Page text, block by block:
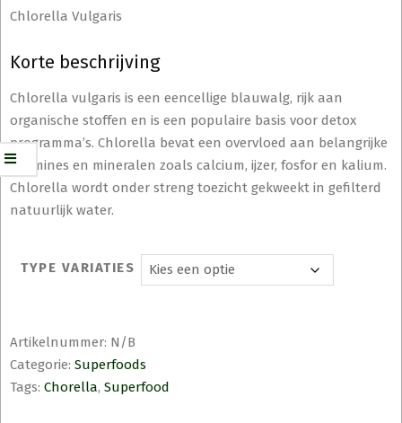
Chlorella Vulgaris
Korte beschrijving
Chlorella vulgaris is een eencellige blauwalg, rijk aan
organische stoffen en is een populaire basis voor detox
programma’s. Chlorella bevat een overvloed aan belangrijke
vitamines en mineralen zoals calcium, ijzer, fosfor en kalium.
Chlorella wordt onder streng toezicht gekweekt in gefilterd
natuurlijk water.
TYPE VARIATIES
Artikelnummer: N/B
Categorie: Superfoods
Tags: Chorella, Superfood